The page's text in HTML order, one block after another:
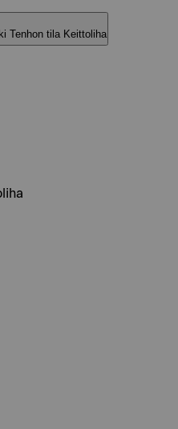
Tenhon tila Keittoliha